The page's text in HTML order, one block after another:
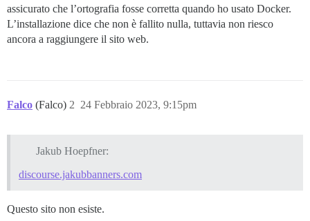
assicurato che l’ortografia fosse corretta quando ho usato Docker.
L’installazione dice che non è fallito nulla, tuttavia non riesco
ancora a raggiungere il sito web.
Falco (Falco) 24 Febbraio 2023, 9:15pm
2
Jakub Hoepfner:
discourse.jakubbanners.com
Questo sito non esiste.